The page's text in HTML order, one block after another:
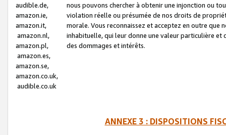
audible.de,
amazon.ie,
amazon.it,
amazon.nl,
amazon.pl,
amazon.es,
amazon.se,
amazon.co.uk,
audible.co.uk
nous pouvons chercher à obtenir une injonction ou
violation réelle ou présumée de nos droits de
morale. Vous reconnaissez et acceptez en outre que
inhabituelle, qui leur donne une valeur particulière
des dommages et intérêts.
ANNEXE 3 : DISPOSITIONS